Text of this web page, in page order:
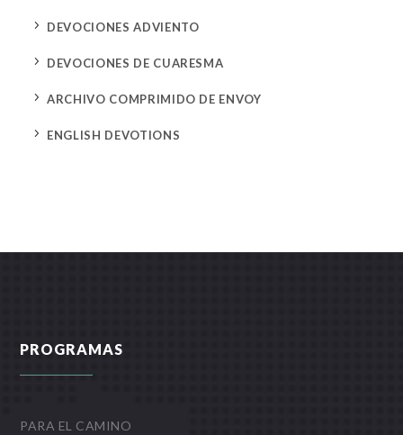
5 DEVOCIONES ADVIENTO
5 DEVOCIONES DE CUARESMA
5 ARCHIVO COMPRIMIDO DE ENVOY
5 ENGLISH DEVOTIONS
PROGRAMAS
PARA EL CAMINO